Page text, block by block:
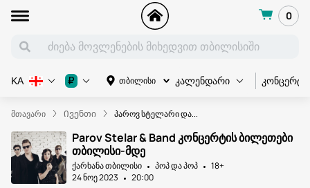
0
თბილისი კალენდარი კონცერტი
KA ₽
მთავარი Ივენთი პაროვ სტელარი და...
Parov Stelar & Band კონცერტის ბილეთები
თბილისი-მდე
ქარხანა თბილისი პოპ და პოპ
18+
24 ნოე 2023
20:00